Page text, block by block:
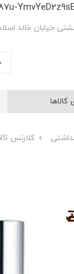
خیابان خالد
کلارنس CLARINS